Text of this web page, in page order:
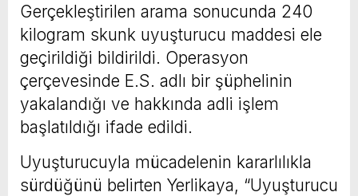
Gerçekleştirilen arama sonucunda 240
kilogram skunk uyuşturucu maddesi ele
geçirildiği bildirildi. Operasyon
çerçevesinde E.S. adlı bir şüphelinin
yakalandığı ve hakkında adli işlem
başlatıldığı ifade edildi.
Uyuşturucuyla mücadelenin kararlılıkla
sürdüğünü belirten Yerlikaya, “Uyuşturucu